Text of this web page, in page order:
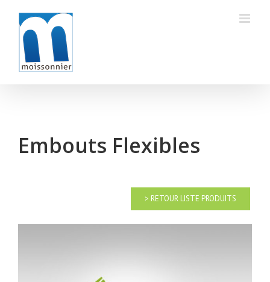
content
Embouts Flexibles
> RETOUR LISTE PRODUITS